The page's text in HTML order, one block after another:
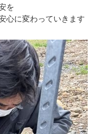
を
心に変わっていきます